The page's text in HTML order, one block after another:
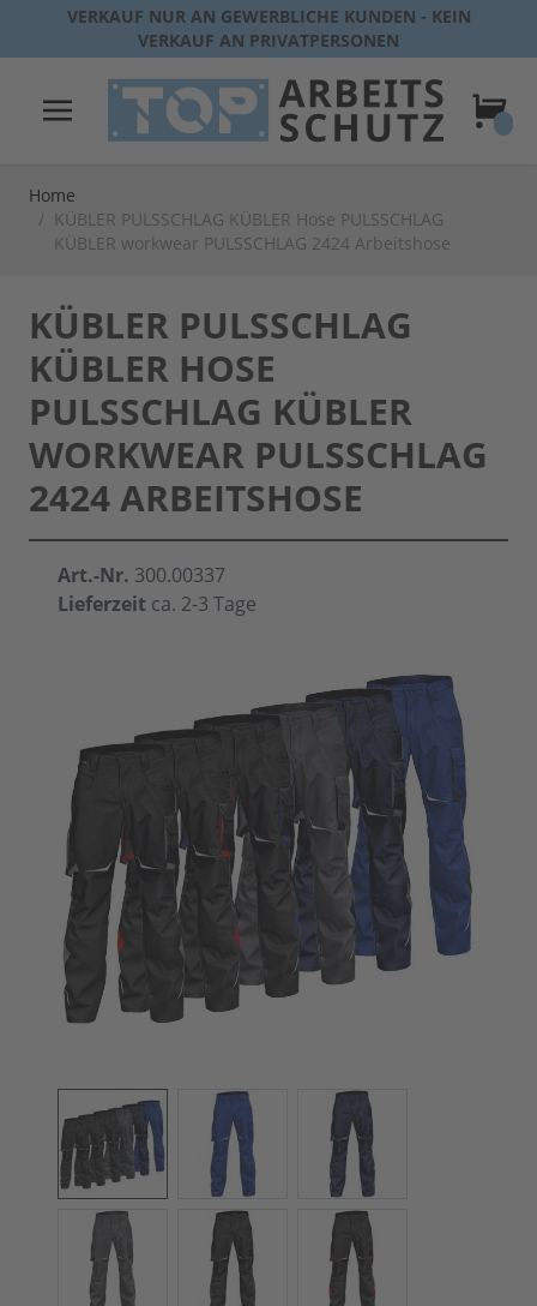
Direkt zum Inhalt
VERKAUF NUR AN GEWERBLICHE KUNDEN - KEIN
VERKAUF AN PRIVATPERSONEN
Home
/ KÜBLER PULSSCHLAG KÜBLER Hose PULSSCHLAG
KÜBLER workwear PULSSCHLAG 2424 Arbeitshose
KÜBLER PULSSCHLAG
KÜBLER HOSE
PULSSCHLAG KÜBLER
WORKWEAR PULSSCHLAG
2424 ARBEITSHOSE
Art.-Nr. 300.00337
Lieferzeit ca. 2-3 Tage